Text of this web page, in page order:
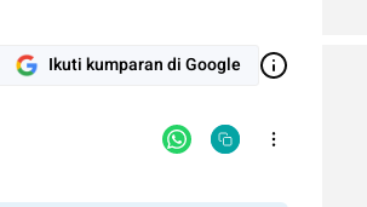
Ikuti kumparan di Google